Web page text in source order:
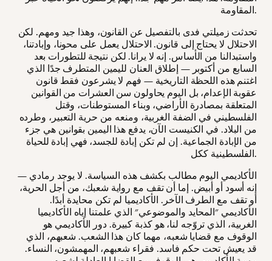
المقاومة.
تحدثت زميلتي فدى بالتفصيل عن القانون، وهذا جيد ومهم. لكن
الاحتلال لا يحتاج إلى قانون. الاحتلال يعمل على محونا، وإبادتنا،
واستبدالنا من الأساس. إنه لا يرانا. لكن نتيجة للتطورات بعد
السابع من أكتوبر — إطلاق العنان لليمين المتطرف جدًا الذي
اغتنم هذه اللحظة التاريخية — فهم لا يشرعون فقط قانون
عقوبة الإعدام، بل اليوم يحاولون سن العشرات من القوانين
المتعلقة بمصادرة الأراضي، وبناء المستوطنات، وقتل
الفلسطيني في الضفة الغربية، ومنعه من حرية التعبير، وطرده
من البلاد. في الكنيست الآن، يدفع هذا اليمين بقوانين هي جزء
من الإبادة الجماعية. إن لم تكن إبادة للجسد، فهي إبادة للحياة
الفلسطينية ككل.
الأكاديمي اليوم مطالب بكشف هذه السياسة. لا يوجد رمادي —
إنه أسود أو أبيض. إما أن تقف مع رواية شعبك، من أجل الحرية،
أو تقف مع الطرف الآخر. الأكاديميا لم تكن محايدة أبدًا.
الأكاديمي "المحايد والموضوعي" الذي علمتنا إياه الأكاديميا
الغربية، الذي تروّجه لنا، هو كذبة كبيرة. دور الأكاديمي هو
الوقوف مع قضايا شعبه، مهما كان هذا الشعب. شعبهم، الذي
قد يعيش تحت حكم فاسد. فقراء شعبهم، المهمشون، النساء.